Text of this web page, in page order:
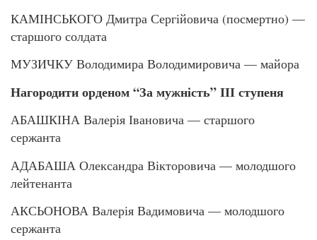
КАМІНСЬКОГО Дмитра Сергійовича (посмертно) —
старшого солдата
МУЗИЧКУ Володимира Володимировича — майора
Нагородити орденом “За мужність” ІІІ ступеня
АБАШКІНА Валерія Івановича — старшого
сержанта
АДАБАША Олександра Вікторовича — молодшого
лейтенанта
АКСЬОНОВА Валерія Вадимовича — молодшого
сержанта